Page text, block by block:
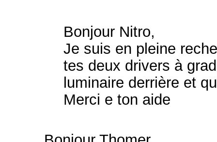
Bonjour Nitro,
Je suis en pleine
tes deux drivers à
luminaire derrière et
Merci e ton aide